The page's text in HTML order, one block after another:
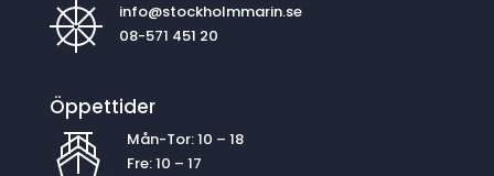
info@stockholmmarin.se
08-571 451 20
Öppettider
Mån-Tor: 10 – 18
Fre: 10 – 17